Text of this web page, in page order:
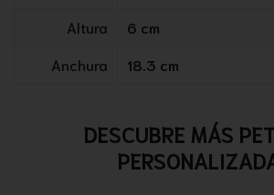
Altura
6 cm
Anchura
18.3 cm
DESCUBRE MÁS